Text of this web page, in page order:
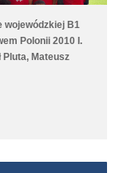
wojewódzkiej B1
Polonii 2010 I.
Pluta, Mateusz